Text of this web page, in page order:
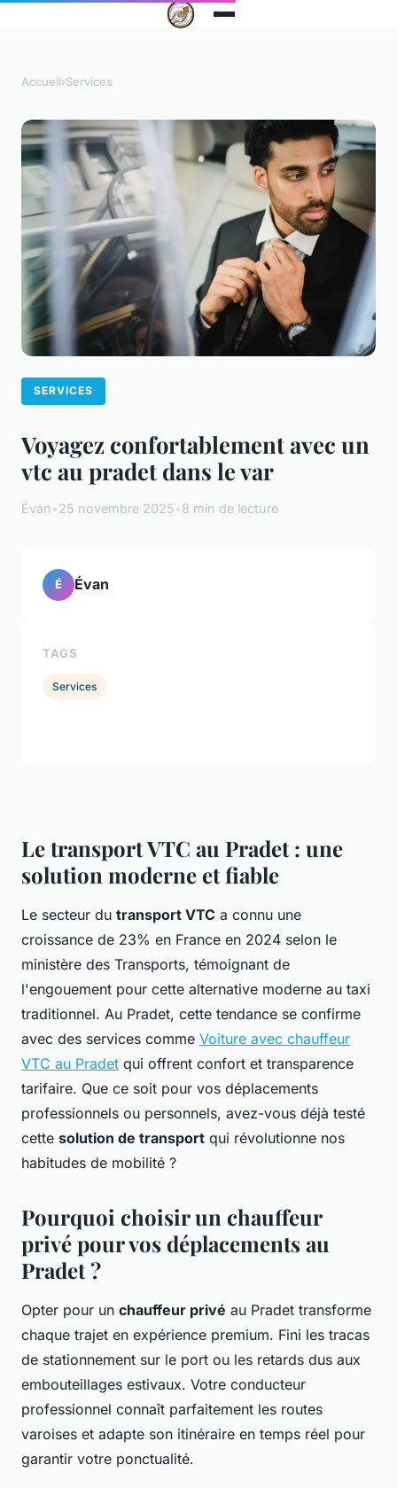
Accueil›Services
SERVICES
Voyagez confortablement avec un
vtc au pradet dans le var
Évan•25 novembre 2025•8 min de lecture
Le transport VTC au Pradet : une
solution moderne et fiable
Le secteur du transport VTC a connu une
croissance de 23% en France en 2024 selon le
ministère des Transports, témoignant de
l'engouement pour cette alternative moderne au taxi
traditionnel. Au Pradet, cette tendance se confirme
avec des services comme Voiture avec chauffeur
VTC au Pradet qui offrent confort et transparence
tarifaire. Que ce soit pour vos déplacements
professionnels ou personnels, avez-vous déjà testé
cette solution de transport qui révolutionne nos
habitudes de mobilité ?
Pourquoi choisir un chauffeur
privé pour vos déplacements au
Pradet ?
Opter pour un chauffeur privé au Pradet transforme
chaque trajet en expérience premium. Fini les tracas
de stationnement sur le port ou les retards dus aux
embouteillages estivaux. Votre conducteur
professionnel connaît parfaitement les routes
varoises et adapte son itinéraire en temps réel pour
garantir votre ponctualité.
É Évan
TAGS
Services